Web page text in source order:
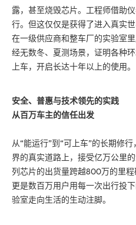
露，甚至烧毁芯片。工程师借助
行。但这仅仅是获得了进入真实
在一级供应商和整车厂的实验室
经无数冬、夏测场景，证明各种
上车，开启长达十年以上的使用。
安全、普惠与技术领先的实践
从百万车主的信任出发
从“能运行”到“可上车”的长期修
界的真实道路上，接受亿万公里
列芯片的出货量跨越800万的里程
更是数百万用户用每一次出行投
验室走向生活的生动注脚。